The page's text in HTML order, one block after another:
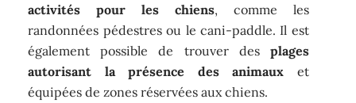
activités pour les chiens, comme les
randonnées pédestres ou le cani-paddle. Il est
également possible de trouver des plages
autorisant la présence des animaux et
équipées de zones réservées aux chiens.